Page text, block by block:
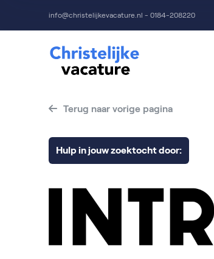
info@christelijkevacature.nl - 0184-208220
Terug naar vorige pagina
Hulp in jouw zoektocht door: